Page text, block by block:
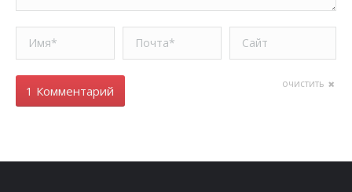
Имя * Почта * Сайт
очистить
1 Комментарий